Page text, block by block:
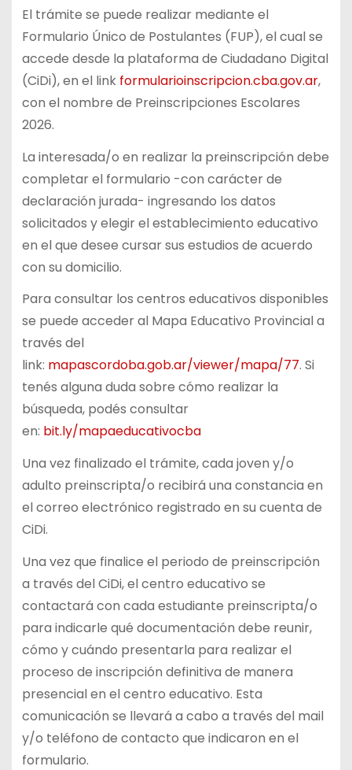
El trámite se puede realizar mediante el
Formulario Único de Postulantes (FUP), el cual se
accede desde la plataforma de Ciudadano Digital
(CiDi), en el link formularioinscripcion.cba.gov.ar,
con el nombre de Preinscripciones Escolares
2026.
La interesada/o en realizar la preinscripción debe
completar el formulario -con carácter de
declaración jurada- ingresando los datos
solicitados y elegir el establecimiento educativo
en el que desee cursar sus estudios de acuerdo
con su domicilio.
Para consultar los centros educativos disponibles
se puede acceder al Mapa Educativo Provincial a
través del
link: mapascordoba.gob.ar/viewer/mapa/77. Si
tenés alguna duda sobre cómo realizar la
búsqueda, podés consultar
en: bit.ly/mapaeducativocba
Una vez finalizado el trámite, cada joven y/o
adulto preinscripta/o recibirá una constancia en
el correo electrónico registrado en su cuenta de
CiDi.
Una vez que finalice el periodo de preinscripción
a través del CiDi, el centro educativo se
contactará con cada estudiante preinscripta/o
para indicarle qué documentación debe reunir,
cómo y cuándo presentarla para realizar el
proceso de inscripción definitiva de manera
presencial en el centro educativo. Esta
comunicación se llevará a cabo a través del mail
y/o teléfono de contacto que indicaron en el
formulario.